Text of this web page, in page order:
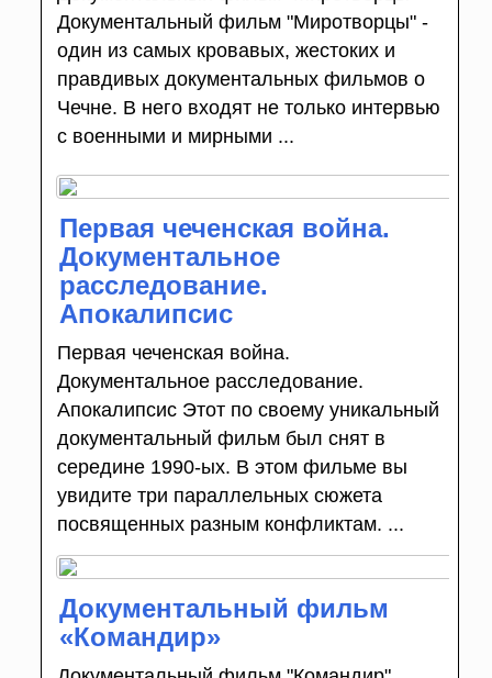
Документальный фильм "Миротворцы" -
один из самых кровавых, жестоких и
правдивых документальных фильмов о
Чечне. В него входят не только интервью
с военными и мирными ...
Первая чеченская война.
Документальное
расследование.
Апокалипсис
Первая чеченская война.
Документальное расследование.
Апокалипсис Этот по своему уникальный
документальный фильм был снят в
середине 1990-ых. В этом фильме вы
увидите три параллельных сюжета
посвященных разным конфликтам. ...
Документальный фильм
«Командир»